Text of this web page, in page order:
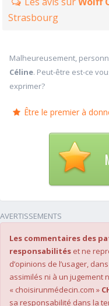
Strasbourg
Malheureusement,
Céline. Peut-être est-ce
exprimer?
Être le premier à
AVERTISSEMENTS
Les commentaires des
responsabilités et ne
d’opinions de l’usager,
assimilés ni à un jugement
« choisirunmédecin.com »
sa responsabilité dans la